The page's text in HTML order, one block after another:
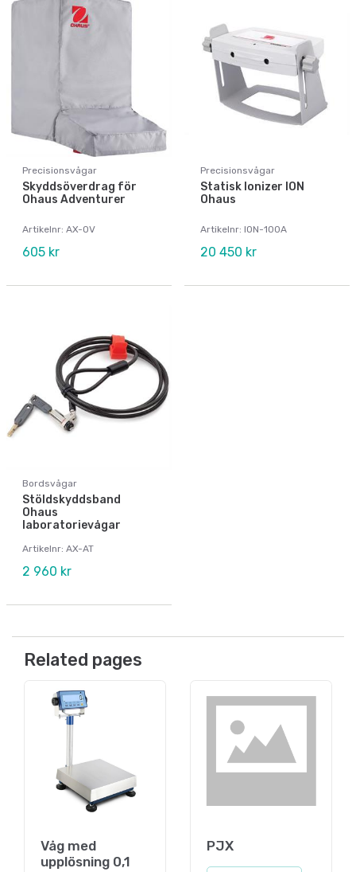
Precisionsvågar
Skyddsöverdrag för
Ohaus Adventurer
Artikelnr: AX-OV
605 kr
Precisionsvågar
Statisk Ionizer ION
Ohaus
Artikelnr: ION-100A
20 450 kr
Bordsvågar
Stöldskyddsband
Ohaus
laboratorievågar
Artikelnr: AX-AT
2 960 kr
Related pages
Våg med
upplösning 0,1
PJX